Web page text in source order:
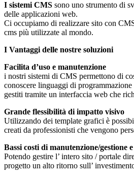
I sistemi CMS sono uno strumento di
delle applicazioni web.
Ci occupiamo di realizzare sito con
cms più utilizzate al mondo.
I Vantaggi delle nostre soluzioni
Facilita d’uso e manutenzione
i nostri sistemi di CMS permettono di
conoscere linguaggi di
gestiti tramite un interfaccia web che
Grande flessibilità di impatto visivo
Utilizzando dei template grafici è
creati da professionisti che vengono
Bassi costi di manutenzione/gestione
Potendo gestire l’ intero sito / portale
progetto un alto ritorno sull’